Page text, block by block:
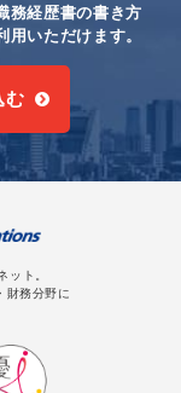
務経歴書の書き方
いただけます。
む
ット。
財務分野に